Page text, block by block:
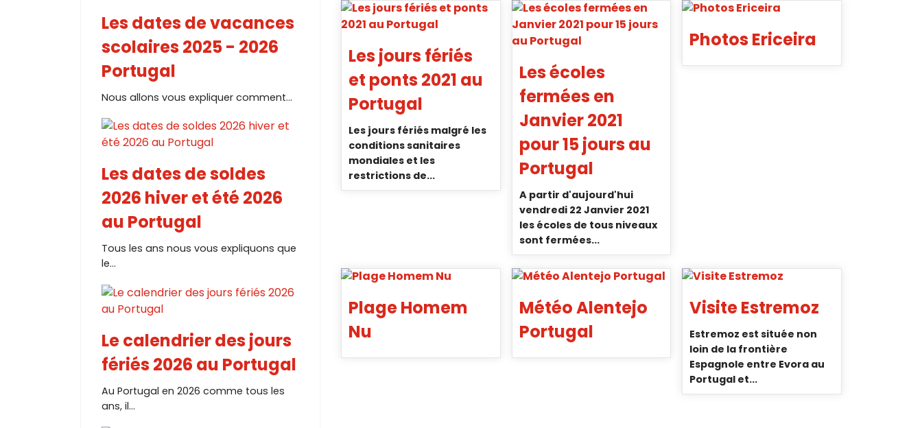
Les dates de vacances
scolaires 2025 - 2026
Portugal
Nous allons vous expliquer comment...
Les dates de soldes
2026 hiver et été 2026
au Portugal
Tous les ans nous vous expliquons que
le...
Le calendrier des jours
fériés 2026 au Portugal
Au Portugal en 2026 comme tous les
ans, il...
Les jours fériés
et ponts 2021 au
Portugal
Les jours fériés malgré les
conditions sanitaires
mondiales et les
restrictions de...
Les écoles
fermées en
Janvier 2021
pour 15 jours au
Portugal
A partir d'aujourd'hui
vendredi 22 Janvier 2021
les écoles de tous niveaux
sont fermées...
Photos Ericeira
Plage Homem
Nu
Météo Alentejo
Portugal
Visite Estremoz
Estremoz est située non
loin de la frontière
Espagnole entre Evora au
Portugal et...